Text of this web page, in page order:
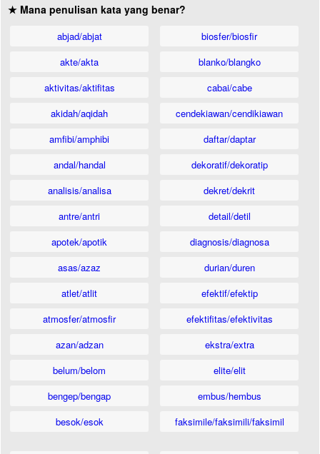
★ Mana penulisan kata yang benar?
abjad/abjat
akte/akta
aktivitas/aktifitas
akidah/aqidah
amfibi/amphibi
andal/handal
analisis/analisa
antre/antri
apotek/apotik
asas/azaz
atlet/atlit
atmosfer/atmosfir
azan/adzan
belum/belom
bengep/bengap
besok/esok
biosfer/biosfir
blanko/blangko
cabai/cabe
cendekiawan/cendikiawan
daftar/daptar
dekoratif/dekoratip
dekret/dekrit
detail/detil
diagnosis/diagnosa
durian/duren
efektif/efektip
efektifitas/efektivitas
ekstra/extra
elite/elit
embus/hembus
faksimile/faksimili/faksimil